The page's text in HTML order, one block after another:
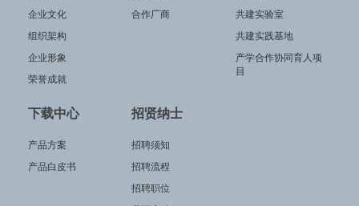
企业文化
组织架构
企业形象
荣誉成就
合作厂商
共建实验室
共建实践基地
产学合作协同育人项
目
下载中心
产品方案
产品白皮书
招贤纳士
招聘须知
招聘流程
招聘职位